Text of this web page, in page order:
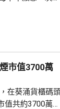
日接受認購。政
者提供一個安
市值3700萬
在葵涌貨櫃碼
值共約3700萬